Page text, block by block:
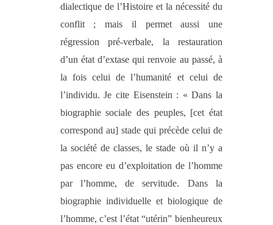
dialectique de l’Histoire et la nécessité du
conflit ; mais il permet aussi une
régression pré-verbale, la restauration
d’un état d’extase qui renvoie au passé, à
la fois celui de l’humanité et celui de
l’individu. Je cite Eisenstein : « Dans la
biographie sociale des peuples, [cet état
correspond au] stade qui précède celui de
la société de classes, le stade où il n’y a
pas encore eu d’exploitation de l’homme
par l’homme, de servitude. Dans la
biographie individuelle et biologique de
l’homme, c’est l’état “utérin” bienheureux